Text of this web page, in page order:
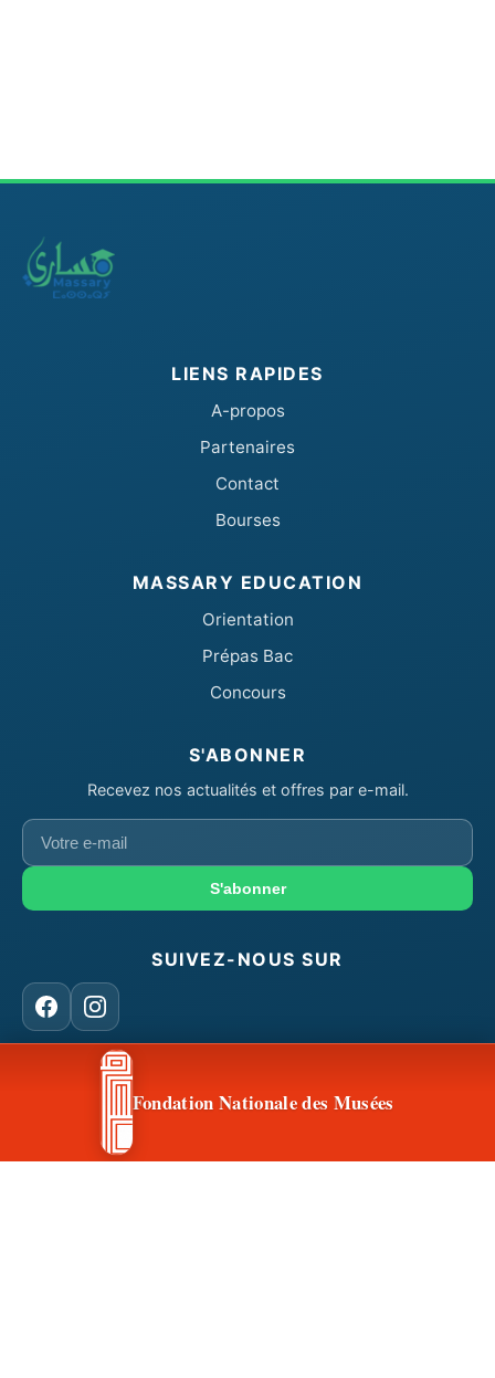
LIENS RAPIDES
A-propos
Partenaires
Contact
Bourses
MASSARY EDUCATION
Orientation
Prépas Bac
Concours
S'ABONNER
Recevez nos actualités et offres par e-mail.
Votre
e-
S'abonner
SUIVEZ-NOUS SUR
FacebookInstagram
CONTACT & ACCÈSFondation Nationale des Musées